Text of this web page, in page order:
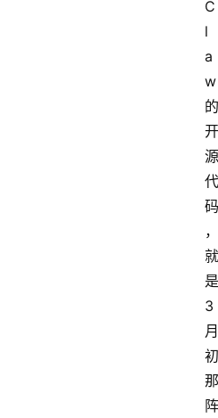
C
l
a
w
的
开
源
代
码
，
就
是
3
月
初
那
阵